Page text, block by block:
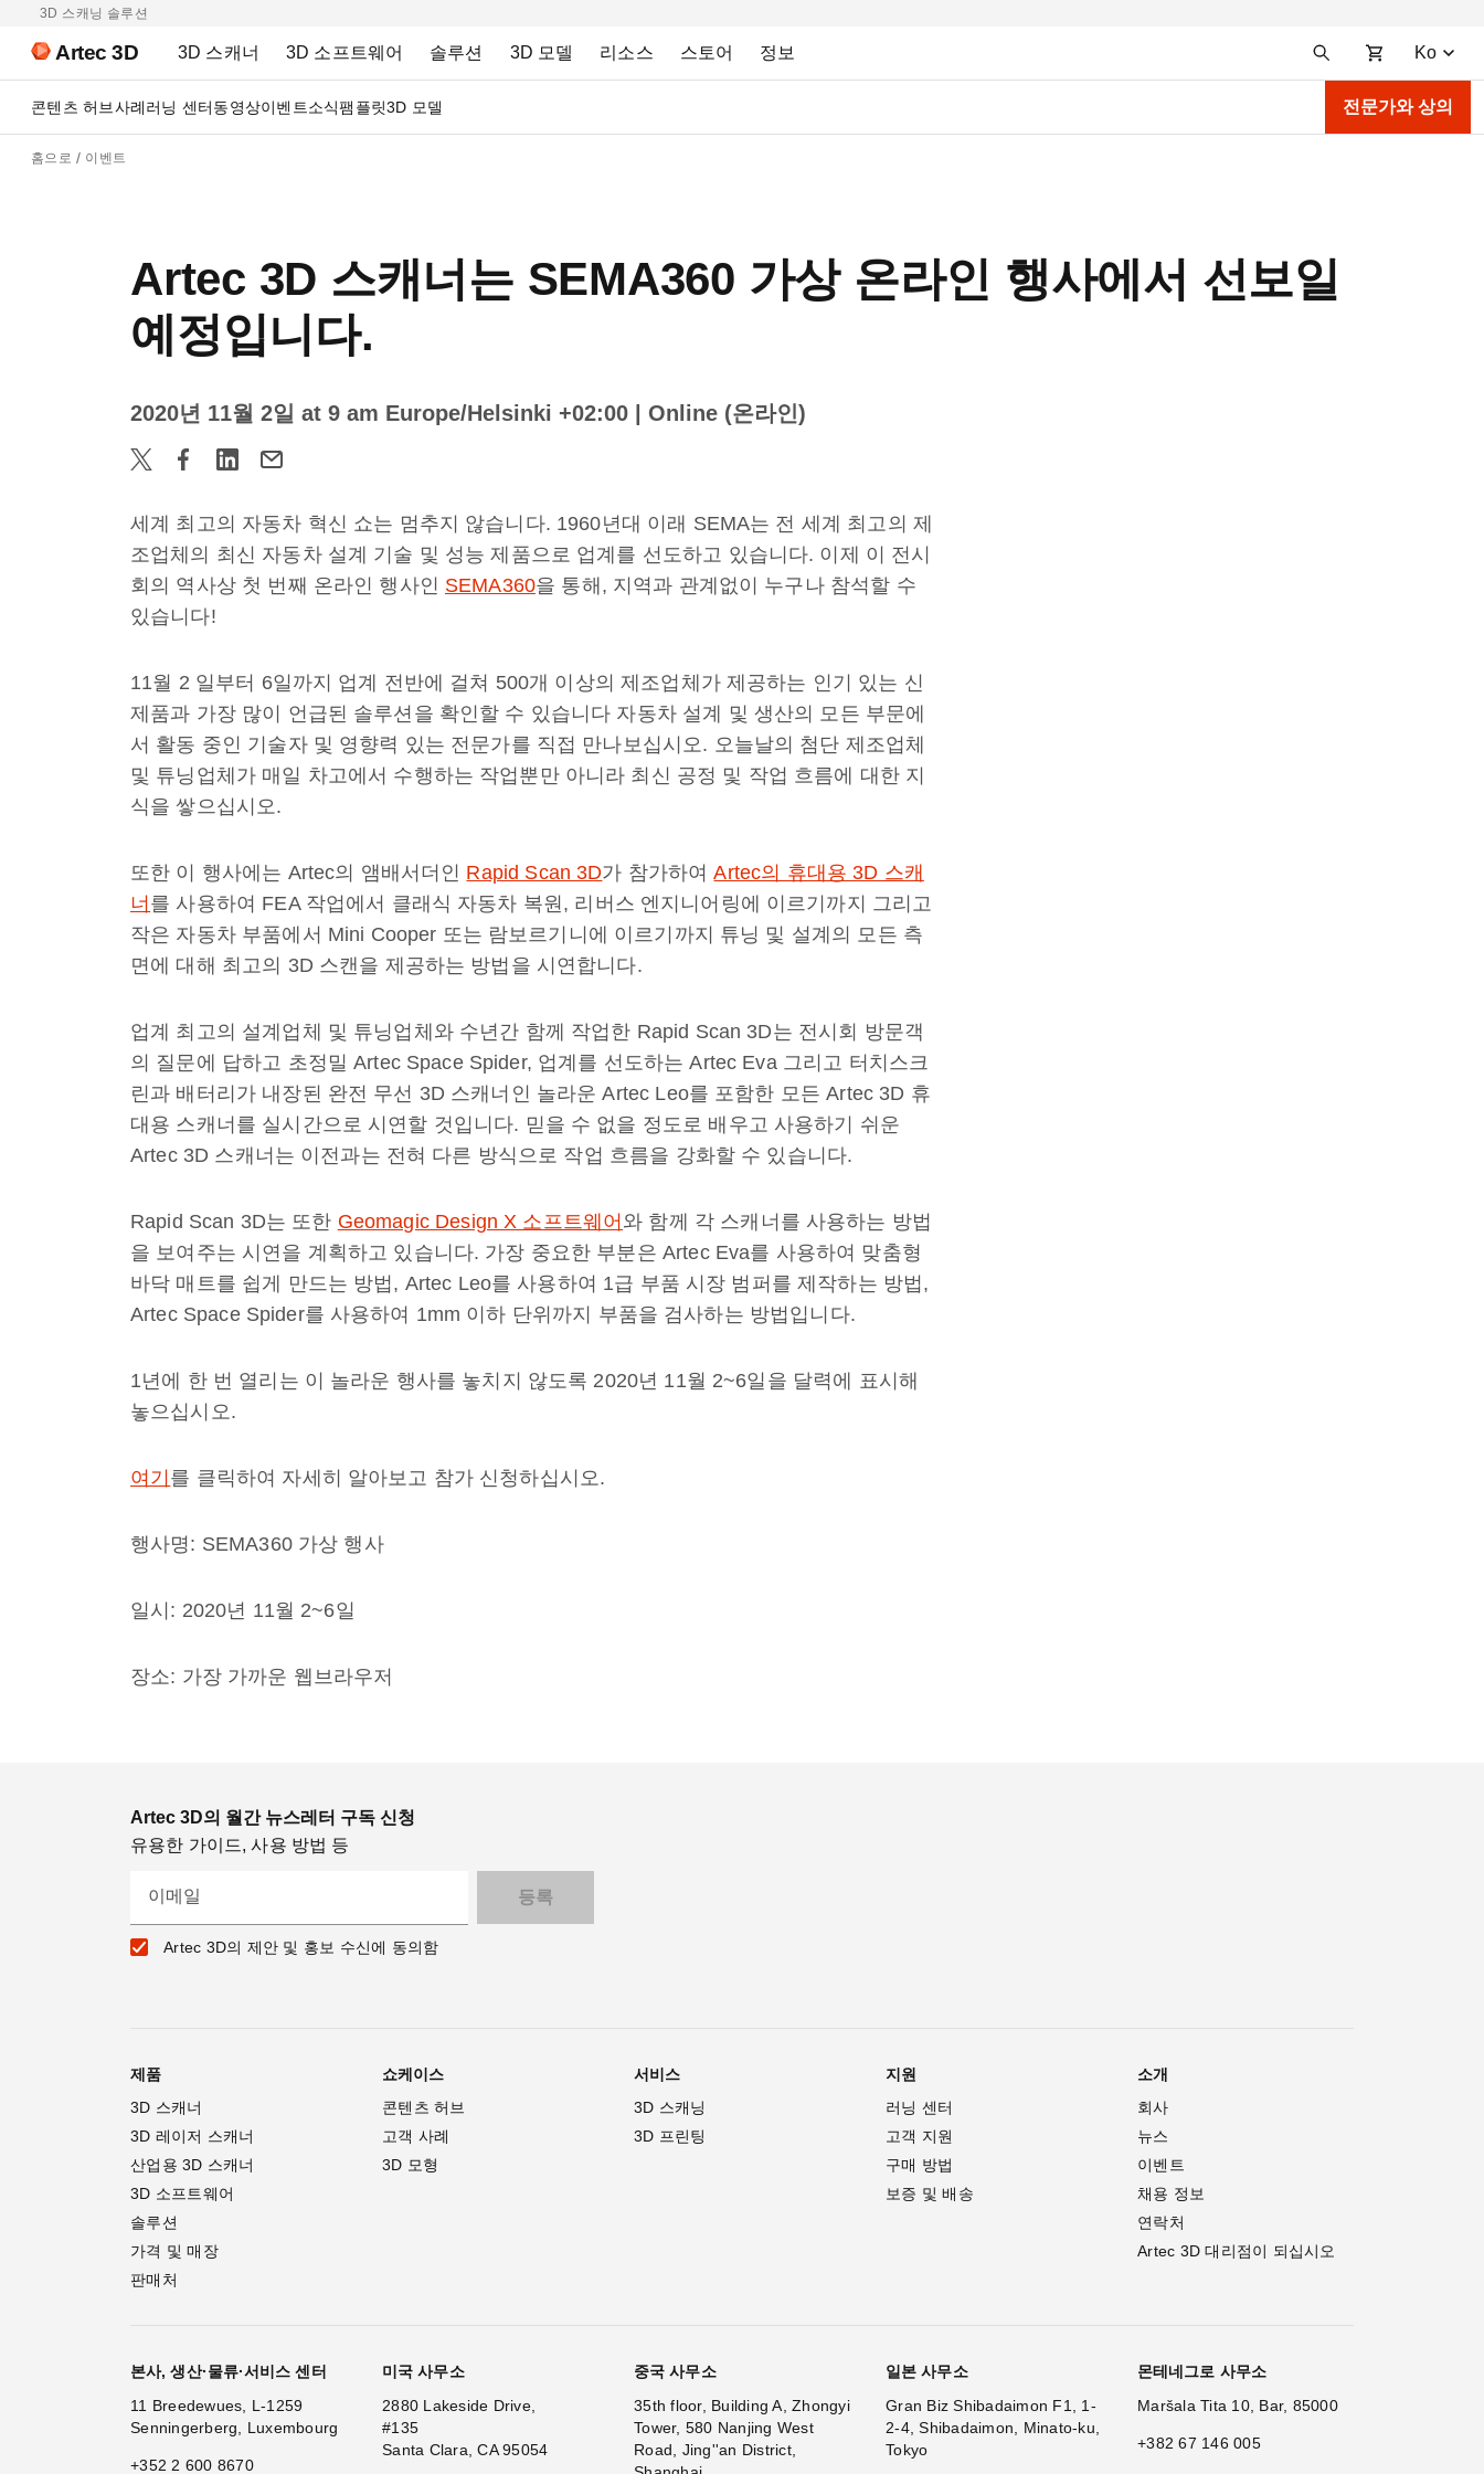
3D 스캐닝 솔루션
Artec 3D 3D 스캐너 3D 소프트웨어 솔루션 3D 모델 리소스 스토어 정보 Ko
콘텐츠 허브사례러닝 센터동영상이벤트소식팸플릿3D 모델 전문가와 상의
홈으로 이벤트
Artec 3D 스캐너는 SEMA360 가상 온라인 행사에서 선보일
예정입니다.
2020년 11월 2일 at 9 am Europe/Helsinki +02:00 | Online (온라인)
세계 최고의 자동차 혁신 쇼는 멈추지 않습니다. 1960년대 이래 SEMA는 전 세계 최고의 제
조업체의 최신 자동차 설계 기술 및 성능 제품으로 업계를 선도하고 있습니다. 이제 이 전시
회의 역사상 첫 번째 온라인 행사인 SEMA360을 통해, 지역과 관계없이 누구나 참석할 수
있습니다!
11월 2 일부터 6일까지 업계 전반에 걸쳐 500개 이상의 제조업체가 제공하는 인기 있는 신
제품과 가장 많이 언급된 솔루션을 확인할 수 있습니다 자동차 설계 및 생산의 모든 부문에
서 활동 중인 기술자 및 영향력 있는 전문가를 직접 만나보십시오. 오늘날의 첨단 제조업체
및 튜닝업체가 매일 차고에서 수행하는 작업뿐만 아니라 최신 공정 및 작업 흐름에 대한 지
식을 쌓으십시오.
또한 이 행사에는 Artec의 앰배서더인 Rapid Scan 3D가 참가하여Artec의 휴대용 3D 스캐
너 를 사용하여 FEA 작업에서 클래식 자동차 복원, 리버스 엔지니어링에 이르기까지 그리고
작은 자동차 부품에서 Mini Cooper 또는 람보르기니에 이르기까지 튜닝 및 설계의 모든 측
면에 대해 최고의 3D 스캔을 제공하는 방법을 시연합니다.
업계 최고의 설계업체 및 튜닝업체와 수년간 함께 작업한 Rapid Scan 3D는 전시회 방문객
의 질문에 답하고 초정밀 Artec Space Spider, 업계를 선도하는 Artec Eva 그리고 터치스크
린과 배터리가 내장된 완전 무선 3D 스캐너인 놀라운 Artec Leo를 포함한 모든 Artec 3D 휴
대용 스캐너를 실시간으로 시연할 것입니다. 믿을 수 없을 정도로 배우고 사용하기 쉬운
Artec 3D 스캐너는 이전과는 전혀 다른 방식으로 작업 흐름을 강화할 수 있습니다.
Rapid Scan 3D는 또한 Geomagic Design X 소프트웨어 와 함께 각 스캐너를 사용하는 방법
을 보여주는 시연을 계획하고 있습니다. 가장 중요한 부분은 Artec Eva를 사용하여 맞춤형
바닥 매트를 쉽게 만드는 방법, Artec Leo를 사용하여 1급 부품 시장 범퍼를 제작하는 방법,
Artec Space Spider를 사용하여 1mm 이하 단위까지 부품을 검사하는 방법입니다.
1년에 한 번 열리는 이 놀라운 행사를 놓치지 않도록 2020년 11월 2~6일을 달력에 표시해
놓으십시오.
여기 를 클릭하여 자세히 알아보고 참가 신청하십시오.
행사명: SEMA360 가상 행사
일시: 2020년 11월 2~6일
장소: 가장 가까운 웹브라우저
Artec 3D의 월간 뉴스레터 구독 신청
유용한 가이드, 사용 방법 등
이메일
Artec 3D의 제안 및 홍보 수신에 동의함
제품
3D 스캐너
3D 레이저 스캐너
산업용 3D 스캐너
3D 소프트웨어
솔루션
가격 및 매장
판매처
쇼케이스
콘텐츠 허브
고객 사례
3D 모형
서비스
3D 스캐닝
3D 프린팅
지원
러닝 센터
고객 지원
구매 방법
보증 및 배송
소개
회사
뉴스
이벤트
채용 정보
연락처
Artec 3D 대리점이 되십시오
본사, 생산·물류·서비스 센터
11 Breedewues, L-1259
Senningerberg, Luxembourg
+352 2 600 8670
미국 사무소
2880 Lakeside Drive,
#135
Santa Clara, CA 95054
중국 사무소
35th floor, Building A, Zhongyi
Tower, 580 Nanjing West
Road, Jing''an District,
일본 사무소
Gran Biz Shibadaimon F1, 1-
2-4, Shibadaimon, Minato-ku,
Tokyo
몬테네그로 사무소
Maršala Tita 10, Bar, 85000
+382 67 146 005